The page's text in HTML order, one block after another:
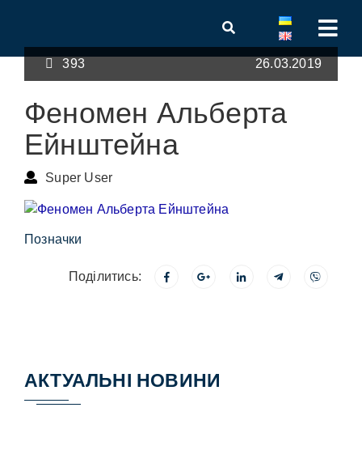
393 26.03.2019
Феномен Альберта
Ейнштейна
Super User
Позначки
Поділитись:
АКТУАЛЬНІ НОВИНИ